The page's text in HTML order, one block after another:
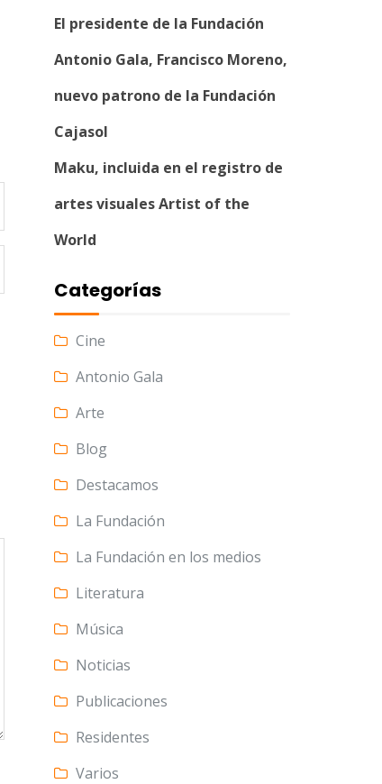
El presidente de la Fundación
Antonio Gala, Francisco Moreno,
nuevo patrono de la Fundación
Cajasol
Maku, incluida en el registro de
artes visuales Artist of the
World
Categorías
Cine
Antonio Gala
Arte
Blog
Destacamos
La Fundación
La Fundación en los medios
Literatura
Música
Noticias
Publicaciones
Residentes
Varios